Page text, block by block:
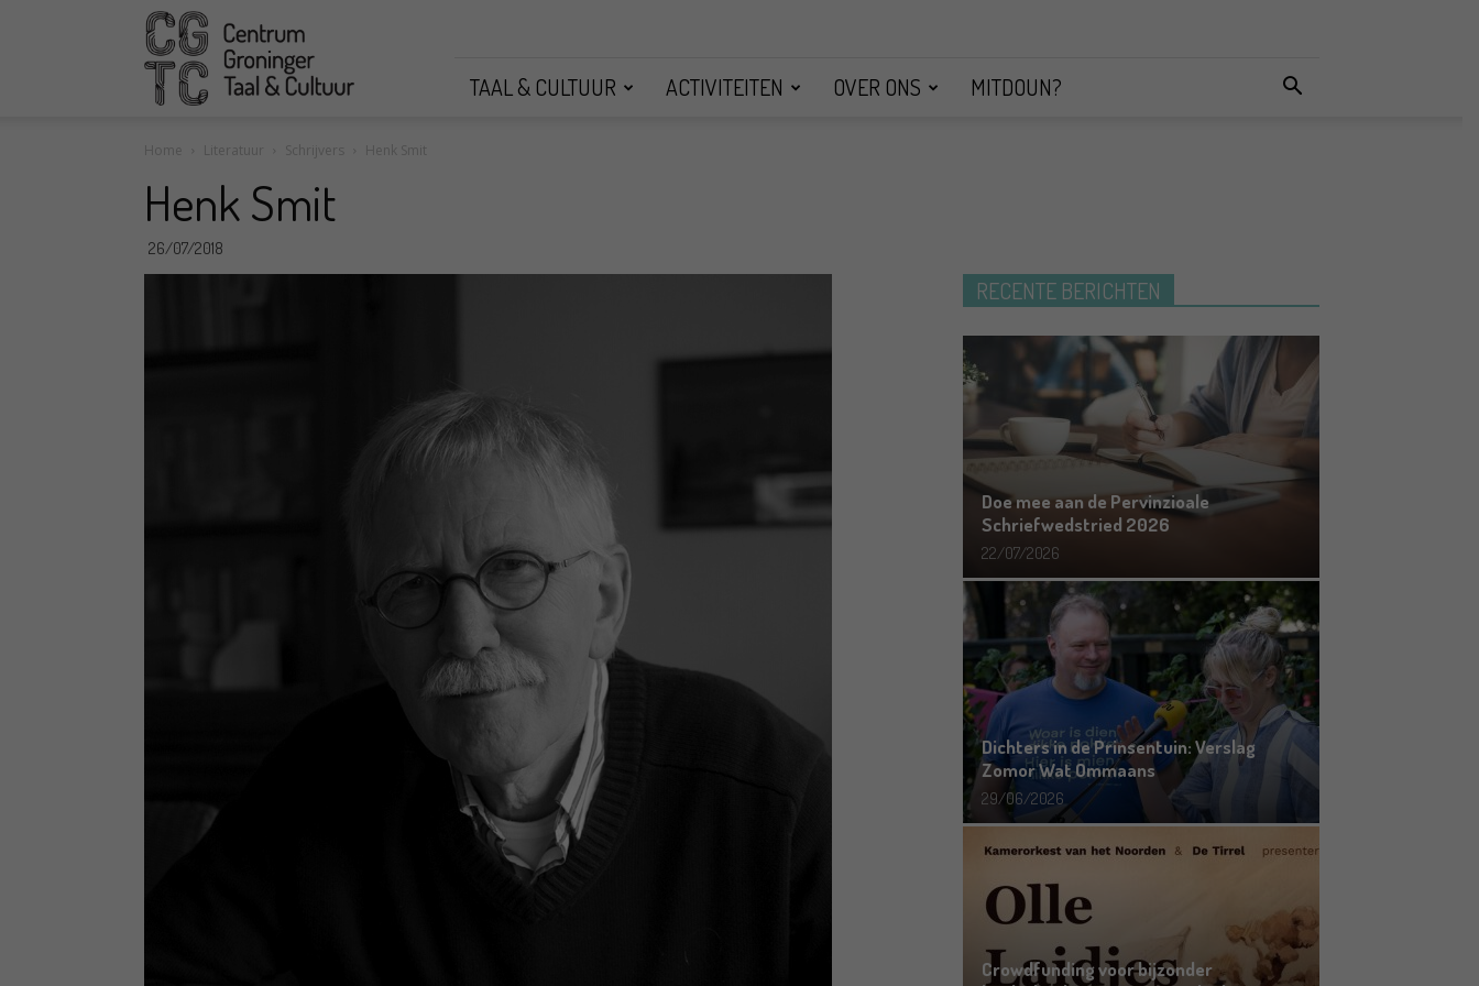
CGTC
TAAL & CULTUUR ACTIVITEITEN OVER ONS MITDOUN?
Home Literatuur Schrijvers Henk Smit
Henk Smit
26/07/2018
RECENTE BERICHTEN
Doe mee aan de Pervinzioale
Schriefwedstried 2026
22/07/2026
Dichters in de Prinsentuin: Verslag
Zomor Wat Ommaans
29/06/2026
Crowdfunding voor bijzonder